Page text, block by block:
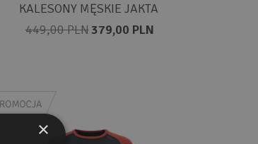
KALESONY MĘSKIE JAKTA
449,00 PLN379,00 PLN
×